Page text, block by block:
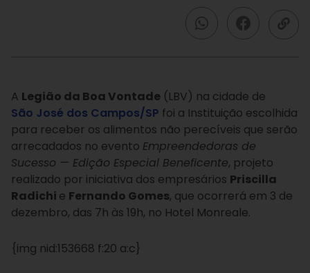
A Legião da Boa Vontade (LBV) na cidade de
São José dos Campos/SP foi a Instituição escolhida
para receber os alimentos não perecíveis que serão
arrecadados no evento Empreendedoras de
Sucesso — Edição Especial Beneficente, projeto
realizado por iniciativa dos empresários Priscilla
Radichi e Fernando Gomes, que ocorrerá em 3 de
dezembro, das 7h às 19h, no Hotel Monreale.
{img nid:153668 f:20 a:c}